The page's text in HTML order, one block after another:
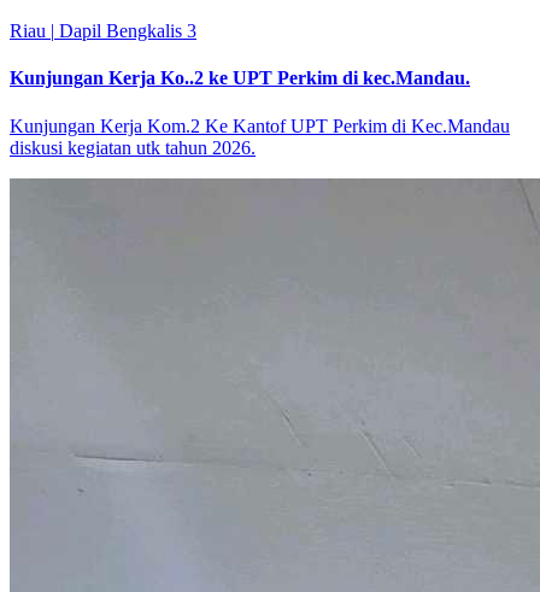
Riau | Dapil Bengkalis 3
Kunjungan Kerja Ko..2 ke UPT Perkim di kec.Mandau.
Kunjungan Kerja Kom.2 Ke Kantof UPT Perkim di Kec.Mandau
diskusi kegiatan utk tahun 2026.